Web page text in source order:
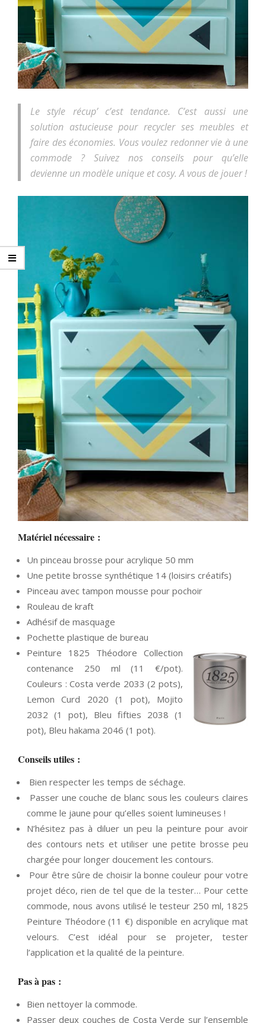
Le style récup’ c’est tendance. C’est aussi une
solution astucieuse pour recycler ses meubles et
faire des économies. Vous voulez redonner vie à une
commode ? Suivez nos conseils pour qu’elle
devienne un modèle unique et cosy. A vous de jouer !
Matériel nécessaire :
Un pinceau brosse pour acrylique 50 mm
Une petite brosse synthétique 14 (loisirs créatifs)
Pinceau avec tampon mousse pour pochoir
Rouleau de kraft
Adhésif de masquage
Pochette plastique de bureau
Peinture 1825 Théodore Collection
contenance 250 ml (11 €/pot).
Couleurs : Costa verde 2033 (2 pots),
Lemon Curd 2020 (1 pot), Mojito
2032 (1 pot), Bleu fifties 2038 (1
pot), Bleu hakama 2046 (1 pot).
Conseils utiles :
Bien respecter les temps de séchage.
Passer une couche de blanc sous les couleurs claires
comme le jaune pour qu’elles soient lumineuses !
N’hésitez pas à diluer un peu la peinture pour avoir
des contours nets et utiliser une petite brosse peu
chargée pour longer doucement les contours.
Pour être sûre de choisir la bonne couleur pour votre
projet déco, rien de tel que de la tester… Pour cette
commode, nous avons utilisé le testeur 250 ml, 1825
Peinture Théodore (11 €) disponible en acrylique mat
velours. C’est idéal pour se projeter, tester
l’application et la qualité de la peinture.
Pas à pas :
Bien nettoyer la commode.
Passer deux couches de Costa Verde sur l’ensemble